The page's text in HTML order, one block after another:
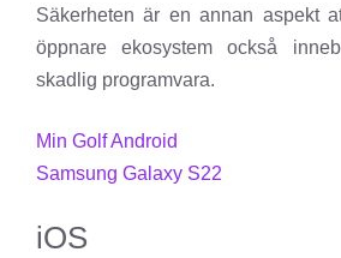
Säkerheten är en annan aspekt
öppnare ekosystem också
skadlig programvara.
Min Golf Android
Samsung Galaxy S22
iOS